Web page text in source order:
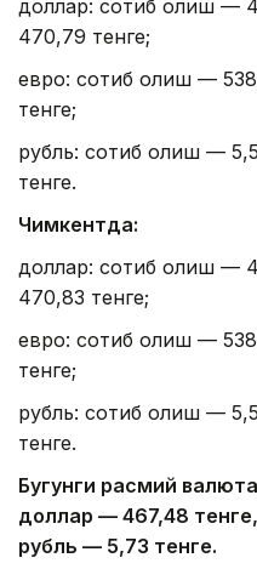
доллар: сотиб олиш —
470,79 тенге;
евро: сотиб олиш —
тенге;
рубль: сотиб олиш —
тенге.
Чимкентда:
доллар: сотиб олиш —
470,83 тенге;
евро: сотиб олиш —
тенге;
рубль: сотиб олиш —
тенге.
Бугунги расмий
доллар — 467,48
рубль — 5,73 тенге.